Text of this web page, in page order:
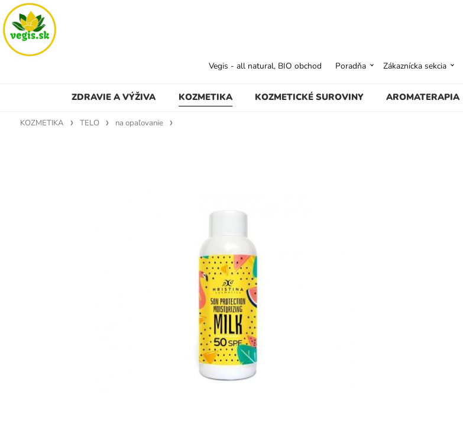
ZDRAVIE A VÝŽIVA KOZMETIKA KOZMETICKÉ SUROVINY AROMATERAPIA
Vegis - all natural, BIO obchod Poradňa Zákaznícka sekcia
KOZMETIKA TELO na opaľovanie